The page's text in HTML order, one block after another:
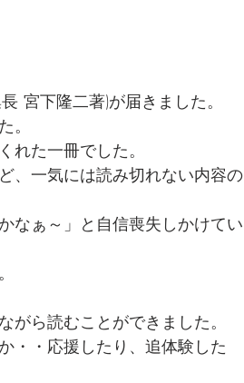
宮下隆二著)が届きました。
。
れた一冊でした。
、一気には読み切れない内容の
なぁ～」と自信喪失しかけてい
がら読むことができました。
・・応援したり、追体験した